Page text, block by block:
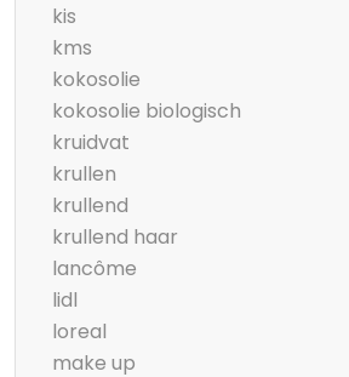
kis
kms
kokosolie
kokosolie biologisch
kruidvat
krullen
krullend
krullend haar
lancôme
lidl
loreal
make up